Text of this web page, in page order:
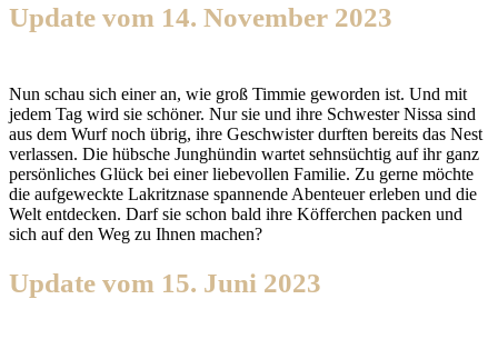
Update vom 14. November 2023
Nun schau sich einer an, wie groß Timmie geworden ist. Und mit
jedem Tag wird sie schöner. Nur sie und ihre Schwester Nissa sind
aus dem Wurf noch übrig, ihre Geschwister durften bereits das Nest
verlassen. Die hübsche Junghündin wartet sehnsüchtig auf ihr ganz
persönliches Glück bei einer liebevollen Familie. Zu gerne möchte
die aufgeweckte Lakritznase spannende Abenteuer erleben und die
Welt entdecken. Darf sie schon bald ihre Köfferchen packen und
sich auf den Weg zu Ihnen machen?
Update vom 15. Juni 2023